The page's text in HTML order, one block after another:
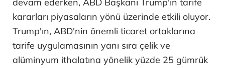
devam ederken, ABD Başkanı Trump'ın tarife
kararları piyasaların yönü üzerinde etkili oluyor.
Trump'ın, ABD'nin önemli ticaret ortaklarına
tarife uygulamasının yanı sıra çelik ve
alüminyum ithalatına yönelik yüzde 25 gümrük